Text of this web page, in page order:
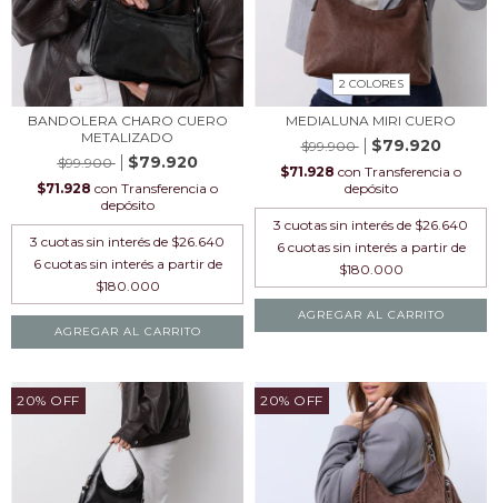
BANDOLERA CHARO CUERO
METALIZADO
$99.900
$79.920
$71.928 con Transferencia o
depósito
3 cuotas sin interés de $26.640
AGREGAR AL CARRITO
2 COLORES
MEDIALUNA MIRI CUERO
$99.900
$79.920
$71.928 con Transferencia o
depósito
3 cuotas sin interés de $26.640
AGREGAR AL CARRITO
20% OFF 20% OFF